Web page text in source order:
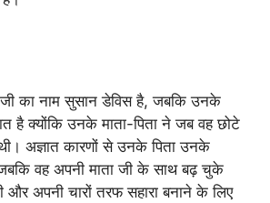
का नाम सुसान डेविस है, जबकि उनके
है क्योंकि उनके माता-पिता ने जब वह छोटे
अज्ञात कारणों से उनके पिता उनके
वह अपनी माता जी के साथ बढ़ चुके
अपनी चारों तरफ सहारा बनाने के लिए